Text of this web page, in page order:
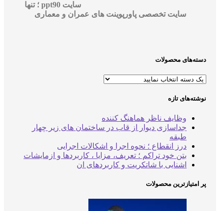
سایت ppt90 ؛ تنها
سایت تخصصی پاورپوینت های عمران و معماری
محصولات
تازه
وظایف ناظر هماهنگ کننده
جداسازی دیوار از قاب در ساختمان های زیر چهار
درز انقطاع ؛ نحوه اجرا و اشکالات اجرایی
بتن خود تراکم ؛ تعریف، مزایا ، کاربردها و ازمایشات
اشنایی با شاتکریت و کاربردهای ان
محصولات